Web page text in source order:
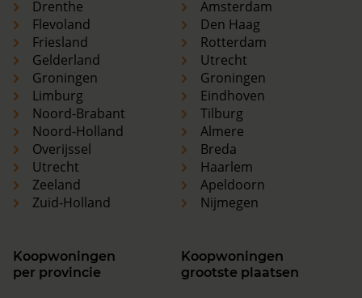
Drenthe
Flevoland
Friesland
Gelderland
Groningen
Limburg
Noord-Brabant
Noord-Holland
Overijssel
Utrecht
Zeeland
Zuid-Holland
Amsterdam
Den Haag
Rotterdam
Utrecht
Groningen
Eindhoven
Tilburg
Almere
Breda
Haarlem
Apeldoorn
Nijmegen
Koopwoningen
per provincie
Koopwoningen
grootste plaatsen